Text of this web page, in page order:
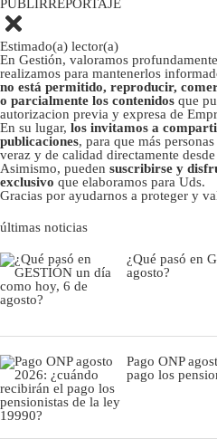
PUBLIRREPORTAJE
Estimado(a) lector(a)
En Gestión, valoramos
realizamos para mantenerlos
no está permitido, reproducir,
o parcialmente los contenidos que
autorizacion previa y expresa de
En su lugar, los invitamos a
publicaciones, para que más
veraz y de calidad directamente
Asimismo, pueden suscribirse y
exclusivo que elaboramos para Uds.
Gracias por ayudarnos a proteger y
últimas noticias
¿Qué pasó en
agosto?
Pago ONP
pago los